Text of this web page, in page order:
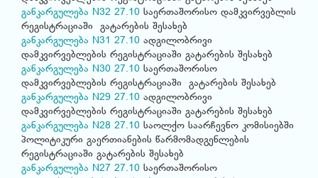
განკარგულება N32 27.10 საერთაშორისო დამკვირვებლის
რეგისტრაციაში გატარების შესახებ
განკარგულება N31 27.10 ადგილობრივი
დამკვირვებლების რეგისტრაციაში გატარების შესახებ
განკარგულება N30 27.10 საერთაშორისო
დამკვირვებლების რეგისტრაციაში გატარების შესახებ
განკარგულება N29 27.10 ადგილობრივი
დამკვირვებლების რეგისტრაციაში გატარების შესახებ
განკარგულება N28 27.10 საოლქო საარჩევნო კომისიებში
პოლიტიკური გაერთიანების წარმომადგენლების
რეგისტრაციაში გატარების შესახებ
განკარგულება N27 27.10 საერთაშორისო